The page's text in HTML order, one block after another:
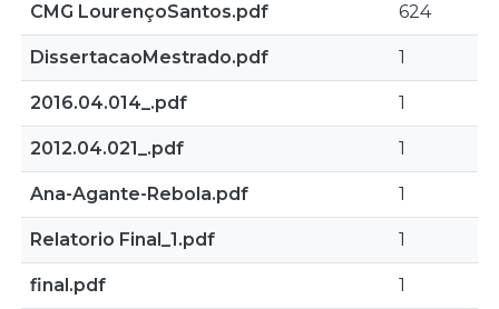
CMG LourençoSantos.pdf 624
DissertacaoMestrado.pdf 1
2016.04.014_.pdf 1
2012.04.021_.pdf 1
Ana-Agante-Rebola.pdf 1
Relatorio Final_1.pdf 1
final.pdf 1